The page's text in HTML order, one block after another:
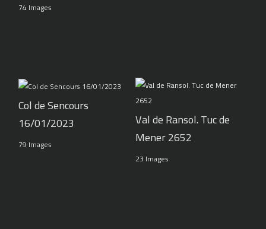
74 Images
Col de Sencours
16/01/2023
79 Images
Val de Ransol. Tuc de
Mener 2652
23 Images